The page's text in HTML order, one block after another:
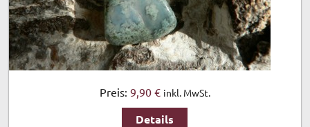
Preis: 9,90 € inkl. MwSt.
Details